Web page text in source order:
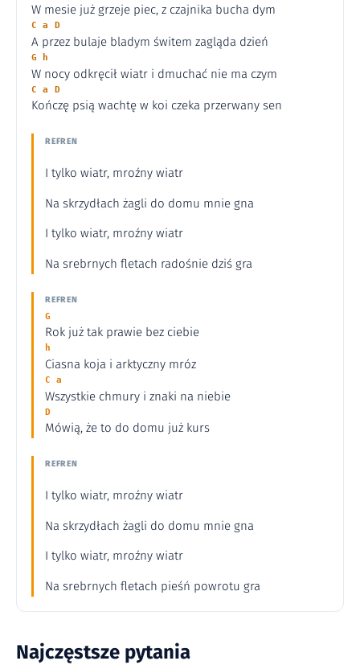
W mesie już grzeje piec, z czajnika bucha dym
C a D
A przez bulaje bladym świtem zagląda dzień
G h
W nocy odkręcił wiatr i dmuchać nie ma czym
C a D
Kończę psią wachtę w koi czeka przerwany sen
REFREN
I tylko wiatr, mroźny wiatr
Na skrzydłach żagli do domu mnie gna
I tylko wiatr, mroźny wiatr
Na srebrnych fletach radośnie dziś gra
REFREN
G
Rok już tak prawie bez ciebie
h
Ciasna koja i arktyczny mróz
C a
Wszystkie chmury i znaki na niebie
D
Mówią, że to do domu już kurs
REFREN
I tylko wiatr, mroźny wiatr
Na skrzydłach żagli do domu mnie gna
I tylko wiatr, mroźny wiatr
Na srebrnych fletach pieśń powrotu gra
Najczęstsze pytania